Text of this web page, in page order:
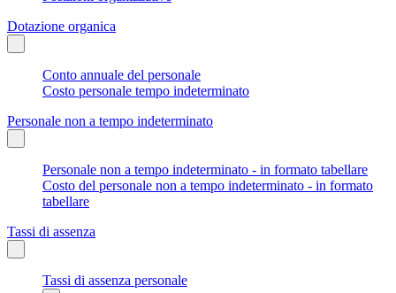
Dotazione organica
Conto annuale del personale
Costo personale tempo indeterminato
Personale non a tempo indeterminato
Personale non a tempo indeterminato - in formato tabellare
Costo del personale non a tempo indeterminato - in formato
tabellare
Tassi di assenza
Tassi di assenza personale